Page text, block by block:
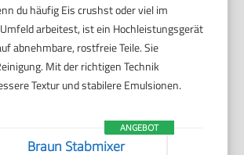
du häufig Eis crushst oder viel im
arbeitest, ist ein Hochleistungsgerät
abnehmbare, rostfreie Teile. Sie
Mit der richtigen Technik
Textur und stabilere Emulsionen.
ANGEBOT
Braun Stabmixer